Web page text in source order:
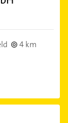
4 km